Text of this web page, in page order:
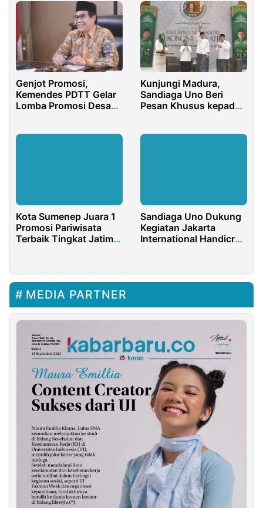
Semalam Suntuk
Genjot Promosi,
Kemendes PDTT Gelar
Lomba Promosi Desa
Kunjungi Madura,
Sandiaga Uno Beri
Pesan Khusus kepada
Kota Sumenep Juara 1
Promosi Pariwisata
Terbaik Tingkat Jatim
Sandiaga Uno Dukung
Kegiatan Jakarta
International Handicraft
MEDIA PARTNER